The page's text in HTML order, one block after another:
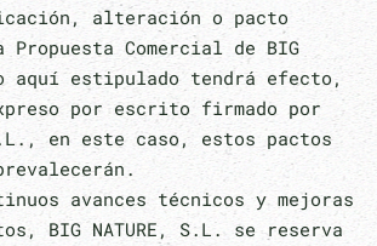
alteración o pacto
Comercial de BIG
o aquí estipulado tendrá efecto,
por escrito firmado por
en este caso, estos pactos
avances técnicos y mejoras
BIG NATURE, S.L. se reserva